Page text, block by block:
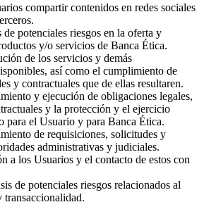
compartir contenidos en redes sociales
potenciales riesgos en la oferta y
y/o servicios de Banca Ética.
de los servicios y demás
así como el cumplimiento de
y contractuales que de ellas resultaren.
y ejecución de obligaciones legales,
y la protección y el ejercicio
para el Usuario y para Banca Ética.
de requisiciones, solicitudes y
administrativas y judiciales.
a los Usuarios y el contacto de estos con
de potenciales riesgos relacionados al